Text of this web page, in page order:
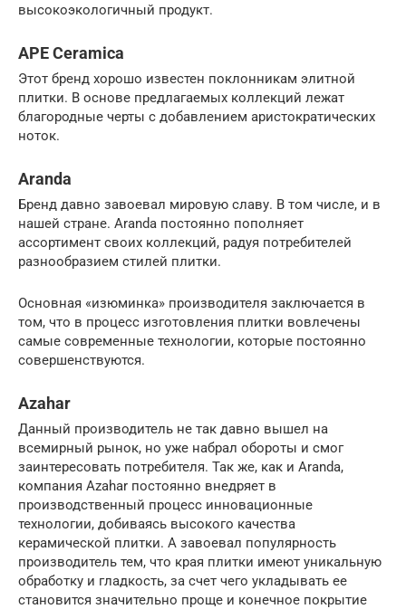
высокоэкологичный продукт.
APE Ceramica
Этот бренд хорошо известен поклонникам элитной
плитки. В основе предлагаемых коллекций лежат
благородные черты с добавлением аристократических
ноток.
Aranda
Бренд давно завоевал мировую славу. В том числе, и в
нашей стране. Aranda постоянно пополняет
ассортимент своих коллекций, радуя потребителей
разнообразием стилей плитки.
Основная «изюминка» производителя заключается в
том, что в процесс изготовления плитки вовлечены
самые современные технологии, которые постоянно
совершенствуются.
Azahar
Данный производитель не так давно вышел на
всемирный рынок, но уже набрал обороты и смог
заинтересовать потребителя. Так же, как и Aranda,
компания Azahar постоянно внедряет в
производственный процесс инновационные
технологии, добиваясь высокого качества
керамической плитки. А завоевал популярность
производитель тем, что края плитки имеют уникальную
обработку и гладкость, за счет чего укладывать ее
становится значительно проще и конечное покрытие